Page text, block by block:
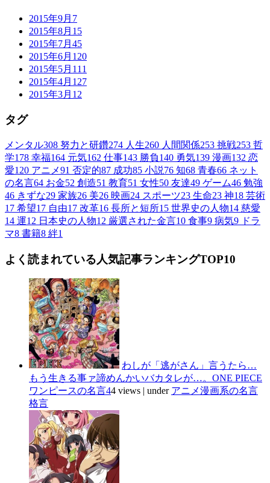
2015年9月 7
2015年8月 15
2015年7月 45
2015年6月 120
2015年5月 111
2015年4月 127
2015年3月 12
タグ
メンタル308 努力と研鑽274 人生260 人間関係253 挑戦253 哲
学178 幸福164 元気162 仕事143 勝負140 勇気139 漫画132 恋
愛120 アニメ91 否定的87 成功85 小説76 知68 青春66 ネット
の名言64 お金52 創造51 教育51 女性50 友達49 ゲーム46 勉強
46 きずな29 家族26 美26 映画24 スポーツ23 生命23 神18 芸術
17 希望17 自由17 改革16 長所と短所15 世界史の人物14 慈愛
14 運12 日本史の人物12 厳選された金言10 食事9 病気9 ドラ
マ8 書籍8 絆1
よく読まれている人気記事ランキングTOP10
わしが「逃がさん」言うたら…
もう生きる事ァ諦めんかいバカタレが…。ONE PIECE
ワンピースの名言44 views | under アニメ漫画系の名言
格言